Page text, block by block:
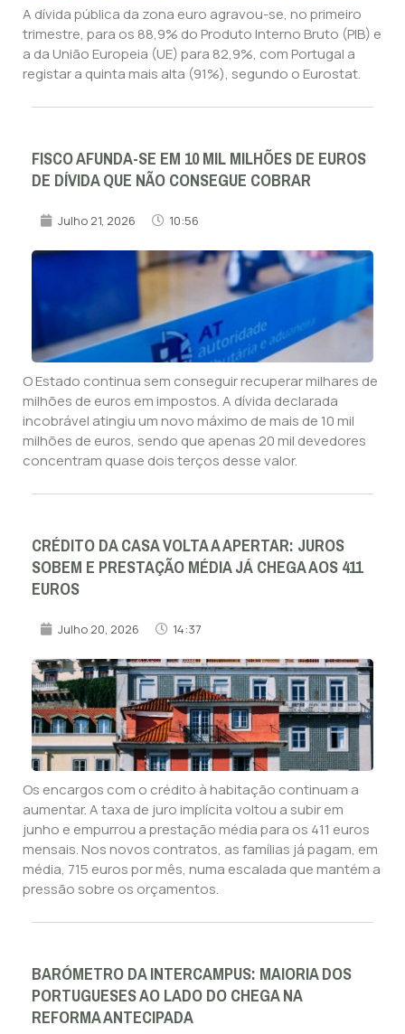
A dívida pública da zona euro agravou-se, no primeiro
trimestre, para os 88,9% do Produto Interno Bruto (PIB) e
a da União Europeia (UE) para 82,9%, com Portugal a
registar a quinta mais alta (91%), segundo o Eurostat.
FISCO AFUNDA-SE EM 10 MIL MILHÕES DE EUROS
DE DÍVIDA QUE NÃO CONSEGUE COBRAR
Julho 21, 2026 10:56
O Estado continua sem conseguir recuperar milhares de
milhões de euros em impostos. A dívida declarada
incobrável atingiu um novo máximo de mais de 10 mil
milhões de euros, sendo que apenas 20 mil devedores
concentram quase dois terços desse valor.
CRÉDITO DA CASA VOLTA A APERTAR: JUROS
SOBEM E PRESTAÇÃO MÉDIA JÁ CHEGA AOS 411
EUROS
Julho 20, 2026 14:37
Os encargos com o crédito à habitação continuam a
aumentar. A taxa de juro implícita voltou a subir em
junho e empurrou a prestação média para os 411 euros
mensais. Nos novos contratos, as famílias já pagam, em
média, 715 euros por mês, numa escalada que mantém a
pressão sobre os orçamentos.
BARÓMETRO DA INTERCAMPUS: MAIORIA DOS
PORTUGUESES AO LADO DO CHEGA NA
REFORMA ANTECIPADA